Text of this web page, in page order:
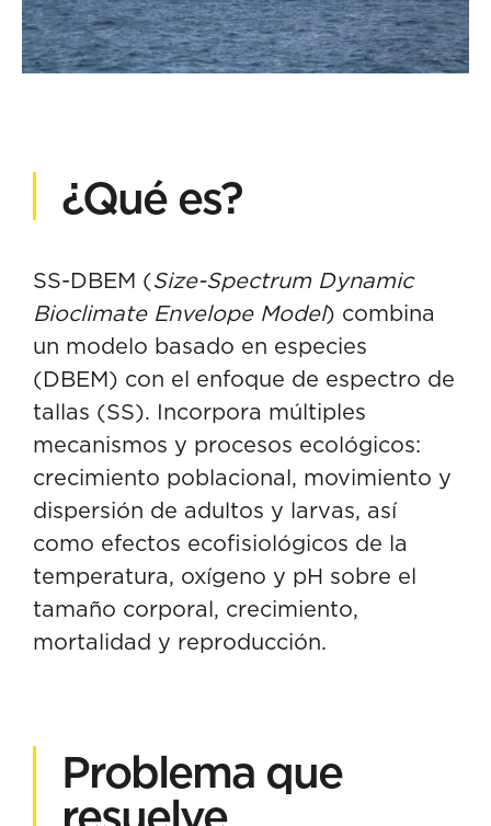
¿Qué es?
SS-DBEM (Size-Spectrum Dynamic
Bioclimate Envelope Model) combina
un modelo basado en especies
(DBEM) con el enfoque de espectro de
tallas (SS). Incorpora múltiples
mecanismos y procesos ecológicos:
crecimiento poblacional, movimiento y
dispersión de adultos y larvas, así
como efectos ecofisiológicos de la
temperatura, oxígeno y pH sobre el
tamaño corporal, crecimiento,
mortalidad y reproducción.
Problema que